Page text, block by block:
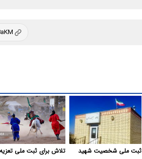
ثبت ملی شخصیت شهید
تلاش برای ثبت ملی تعزیه